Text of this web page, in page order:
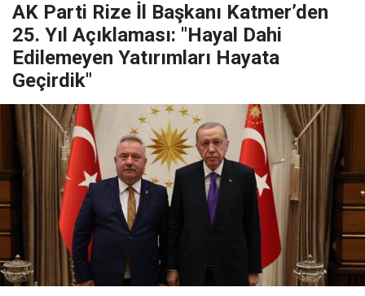
AK Parti Rize İl Başkanı Katmer’den
25. Yıl Açıklaması: "Hayal Dahi
Edilemeyen Yatırımları Hayata
Geçirdik"